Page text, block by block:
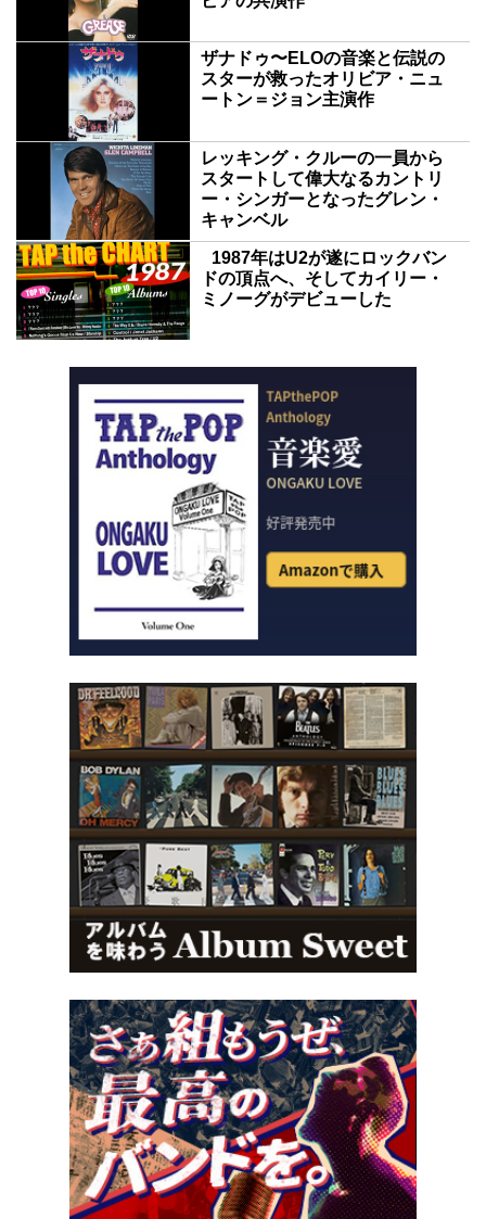
ザナドゥ〜ELOの音楽と伝説の
スターが救ったオリビア・ニュ
ートン＝ジョン主演作
レッキング・クルーの一員から
スタートして偉大なるカントリ
ー・シンガーとなったグレン・
キャンベル
1987年はU2が遂にロックバン
ドの頂点へ、そしてカイリー・
ミノーグがデビューした